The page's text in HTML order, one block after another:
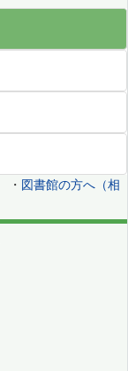
・ 図書館の方へ（相